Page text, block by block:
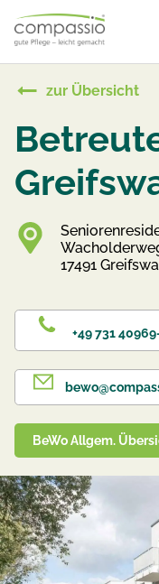
content
zur Übersicht
17491
+49 731
BeWo Allgem.